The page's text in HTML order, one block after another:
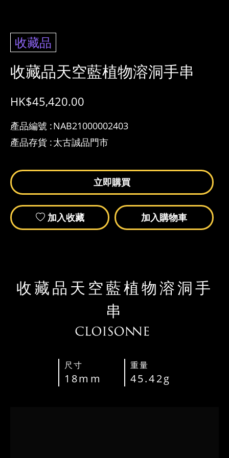
收藏品
收藏品天空藍植物溶洞手串
HK$45,420.00
產品編號 :NAB21000002403
產品存貨 :太古誠品門市
立即購買
加入收藏 加入購物車
收藏品天空藍植物溶洞手
串
尺寸
18mm
重量
45.42g